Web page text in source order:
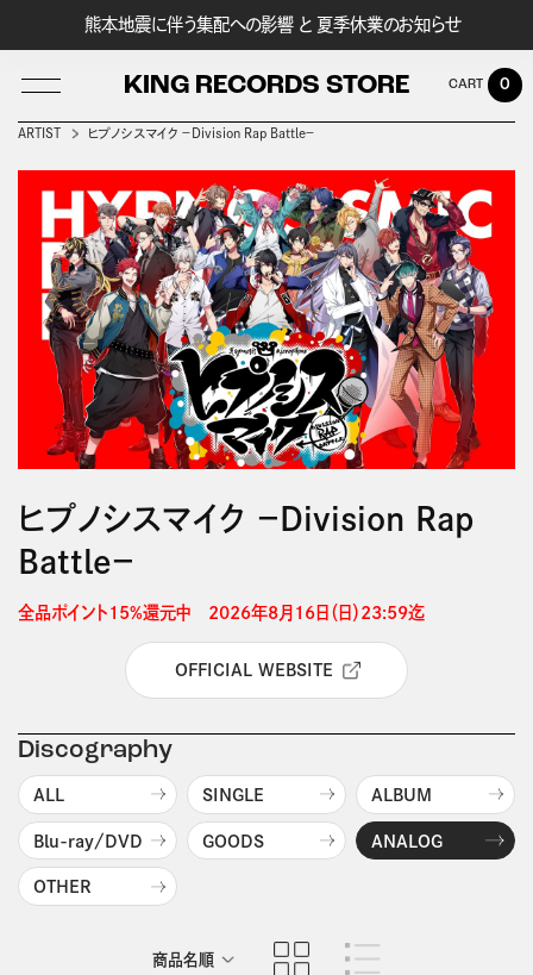
熊本地震に伴う集配への影響 と 夏季休業のお知らせ
KING RECORDS STORE
LOG IN
0
ARTIST ヒプノシスマイク －Division Rap Battle－
ヒプノシスマイク －Division Rap
Battle－
全品ポイント15%還元中　2026年8月16日（日）23:59迄
OFFICIAL WEBSITE
Discography
ALL SINGLE ALBUM
Blu-ray/DVD GOODS ANALOG
OTHER
商品名順